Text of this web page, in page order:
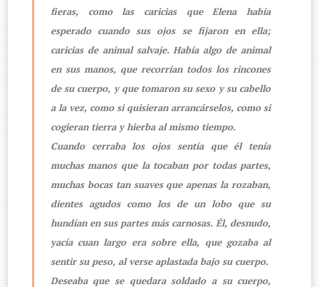
fieras, como las caricias que Elena había
esperado cuando sus ojos se fijaron en ella;
caricias de animal salvaje. Había algo de animal
en sus manos, que recorrían todos los rincones
de su cuerpo, y que tomaron su sexo y su cabello
a la vez, como si quisieran arrancárselos, como si
cogieran tierra y hierba al mismo tiempo.
Cuando cerraba los ojos sentía que él tenía
muchas manos que la tocaban por todas partes,
muchas bocas tan suaves que apenas la rozaban,
dientes agudos como los de un lobo que su
hundían en sus partes más carnosas. Él, desnudo,
yacía cuan largo era sobre ella, que gozaba al
sentir su peso, al verse aplastada bajo su cuerpo.
Deseaba que se quedara soldado a su cuerpo,